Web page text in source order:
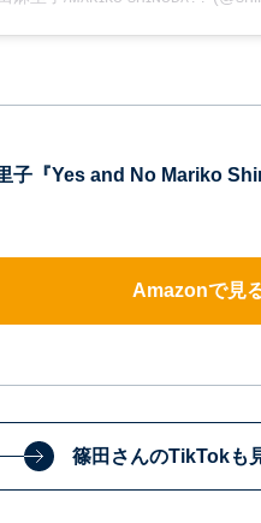
子『Yes and No Mariko
Amazonで見
篠田さんのTikTokも